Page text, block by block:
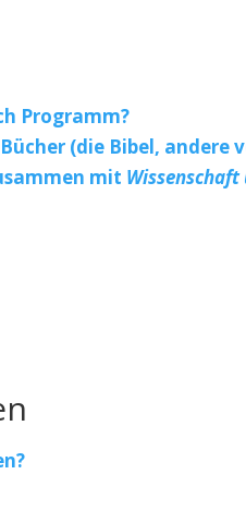
Programm?
(die Bibel,
mit